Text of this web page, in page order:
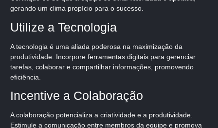
gerando um clima propício para o sucesso.
Utilize a Tecnologia
A tecnologia é uma aliada poderosa na maximização da
produtividade. Incorpore ferramentas digitais para gerenciar
tarefas, colaborar e compartilhar informações, promovendo
eficiência.
Incentive a Colaboração
A colaboração potencializa a criatividade e a produtividade.
Estimule a comunicação entre membros da equipe e promova